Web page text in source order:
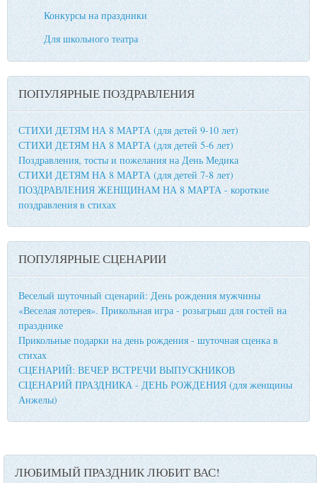
Конкурсы на праздники
Для школьного театра
ПОПУЛЯРНЫЕ ПОЗДРАВЛЕНИЯ
СТИХИ ДЕТЯМ НА 8 МАРТА (для детей 9-10 лет)
СТИХИ ДЕТЯМ НА 8 МАРТА (для детей 5-6 лет)
Поздравления, тосты и пожелания на День Медика
СТИХИ ДЕТЯМ НА 8 МАРТА (для детей 7-8 лет)
ПОЗДРАВЛЕНИЯ ЖЕНЩИНАМ НА 8 МАРТА - короткие
поздравления в стихах
ПОПУЛЯРНЫЕ СЦЕНАРИИ
Веселый шуточный сценарий: День рождения мужчины
«Веселая лотерея». Прикольная игра - розыгрыш для гостей на
празднике
Прикольные подарки на день рождения - шуточная сценка в
стихах
СЦЕНАРИЙ: ВЕЧЕР ВСТРЕЧИ ВЫПУСКНИКОВ
СЦЕНАРИЙ ПРАЗДНИКА - ДЕНЬ РОЖДЕНИЯ (для женщины
Анжелы)
ЛЮБИМЫЙ ПРАЗДНИК ЛЮБИТ ВАС!